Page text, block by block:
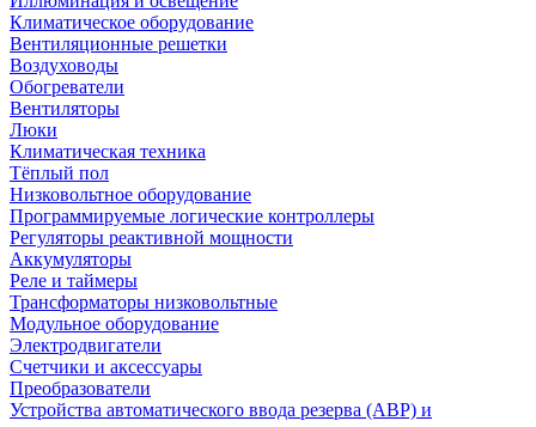
Климатическое оборудование
Вентиляционные решетки
Воздуховоды
Обогреватели
Вентиляторы
Люки
Климатическая техника
Тёплый пол
Низковольтное оборудование
Программируемые логические контроллеры
Регуляторы реактивной мощности
Аккумуляторы
Реле и таймеры
Трансформаторы низковольтные
Модульное оборудование
Электродвигатели
Счетчики и аксессуары
Преобразователи
Устройства автоматического ввода резерва (АВР) и